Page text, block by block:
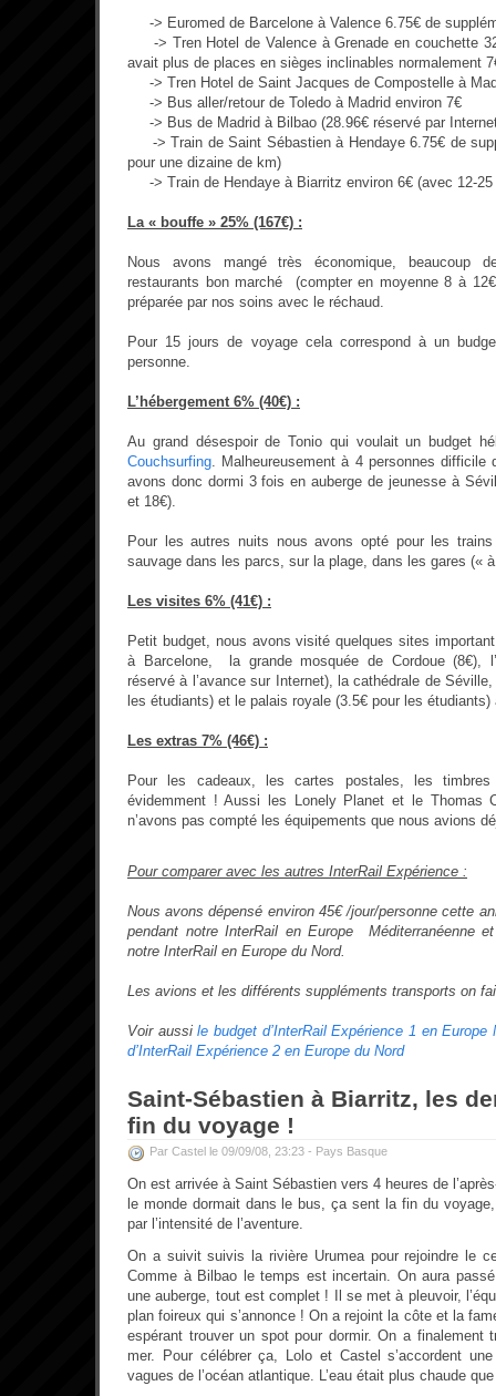
-> Euromed de Barcelone à Valence 6.75€ de
-> Tren Hotel de Valence à Grenade en couchette
avait plus de places en sièges inclinables normalement
-> Tren Hotel de Saint Jacques de Compostelle à
-> Bus aller/retour de Toledo à Madrid environ 7€
-> Bus de Madrid à Bilbao (28.96€ réservé par
-> Train de Saint Sébastien à Hendaye 6.75€ de
pour une dizaine de km)
-> Train de Hendaye à Biarritz environ 6€ (avec 12-25
La « bouffe » 25% (167€) :
Nous avons mangé très économique, beaucoup
restaurants bon marché (compter en moyenne 8 à
préparée par nos soins avec le réchaud.
Pour 15 jours de voyage cela correspond à un
personne.
L’hébergement 6% (40€) :
Au grand désespoir de Tonio qui voulait un budget
Couchsurfing . Malheureusement à 4 personnes
avons donc dormi 3 fois en auberge de jeunesse à
et 18€).
Pour les autres nuits nous avons opté pour les
sauvage dans les parcs, sur la plage, dans les gares (« à
Les visites 6% (41€) :
Petit budget, nous avons visité quelques sites
à Barcelone, la grande mosquée de Cordoue (8€),
réservé à l’avance sur Internet), la cathédrale de
les étudiants) et le palais royale (3.5€ pour les étudiants)
Les extras 7% (46€) :
Pour les cadeaux, les cartes postales, les
évidemment ! Aussi les Lonely Planet et le Thomas
n’avons pas compté les équipements que nous avions
Pour comparer avec les autres InterRail Expérience :
Nous avons dépensé environ 45€ /jour/personne cette
pendant notre InterRail en Europe Méditerranéenne
notre InterRail en Europe du Nord.
Les avions et les différents suppléments transports on
Voir aussile budget d’InterRail Expérience 1 en Europe
d’InterRail Expérience 2 en Europe du Nord
Saint-Sébastien à Biarritz, les
fin du voyage !
Par Castel le 09/09/08, 23:23 - Pays Basque
On est arrivée à Saint Sébastien vers 4 heures de
le monde dormait dans le bus, ça sent la fin du
par l’intensité de l’aventure.
On a suivit suivis la rivière Urumea pour rejoindre le
Comme à Bilbao le temps est incertain. On aura
une auberge, tout est complet ! Il se met à pleuvoir,
plan foireux qui s’annonce ! On a rejoint la côte et la
espérant trouver un spot pour dormir. On a finalement
mer. Pour célébrer ça, Lolo et Castel s’accordent
vagues de l’océan atlantique. L’eau était plus chaude